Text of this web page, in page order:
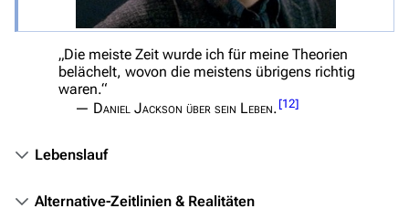
Überblick
Stargate Atlantis
Stargate Universe
Stargate-Romane
„Die meiste Zeit wurde ich für meine Theorien
belächelt, wovon die meistens übrigens richtig
waren.“
— Daniel Jackson über sein Leben. [12]
Lebenslauf
Alternative-Zeitlinien & Realitäten